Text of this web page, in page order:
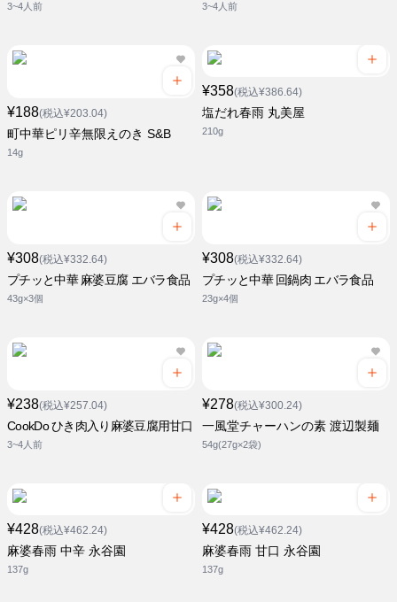
3~4人前 3~4人前
¥188(税込¥203.04)
町中華ピリ辛無限えのき S&B
14g
¥358(税込¥386.64)
塩だれ春雨 丸美屋
210g
¥308(税込¥332.64)
プチッと中華 麻婆豆腐 エバラ食品
43g×3個
¥308(税込¥332.64)
プチッと中華 回鍋肉 エバラ食品
23g×4個
¥238(税込¥257.04)
CookDo ひき肉入り麻婆豆腐用甘口
3~4人前
¥278(税込¥300.24)
一風堂チャーハンの素 渡辺製麺
54g(27g×2袋)
¥428(税込¥462.24)
麻婆春雨 中辛 永谷園
137g
¥428(税込¥462.24)
麻婆春雨 甘口 永谷園
137g